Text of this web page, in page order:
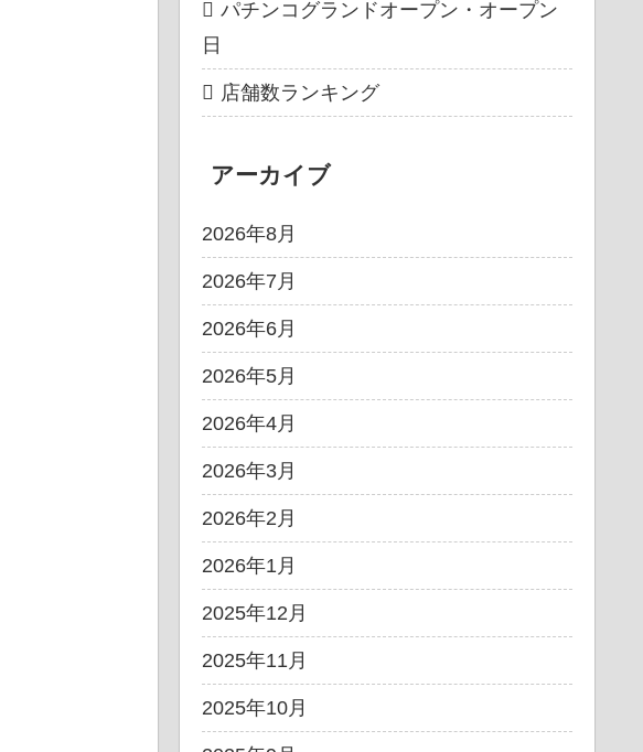
パチンコグランドオープン・オープン
日
店舗数ランキング
アーカイブ
2026年8月
2026年7月
2026年6月
2026年5月
2026年4月
2026年3月
2026年2月
2026年1月
2025年12月
2025年11月
2025年10月